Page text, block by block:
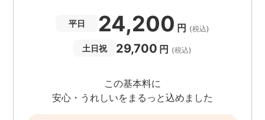
平日 24,200 円 (税込)
土日祝 29,700 円 (税込)
この基本料に
安心・うれしいをまるっと込めました